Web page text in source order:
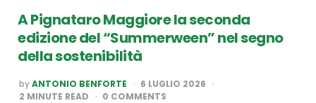
A Pignataro Maggiore la seconda
edizione del “Summerween” nel segno
della sostenibilità
POSTED
BY
byANTONIO BENFORTE
6 LUGLIO 2026
2 MINUTE READ 0 COMMENTS